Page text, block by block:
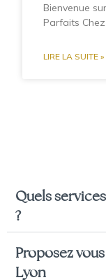
Bienvenue
Parfaits Chez
LIRE LA SUITE »
Quels
?
Proposez
Lyon